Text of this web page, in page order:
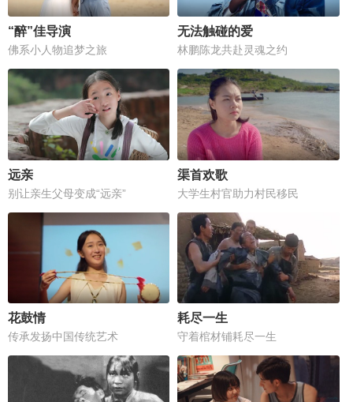
“醉”佳导演
佛系小人物追梦之旅
无法触碰的爱
林鹏陈龙共赴灵魂之约
远亲
别让亲生父母变成“远亲”
渠首欢歌
大学生村官助力村民移民
花鼓情
传承发扬中国传统艺术
耗尽一生
守着棺材铺耗尽一生